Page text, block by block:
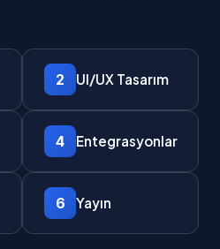
2 UI/UX Tasarım
4 Entegrasyonlar
6 Yayın